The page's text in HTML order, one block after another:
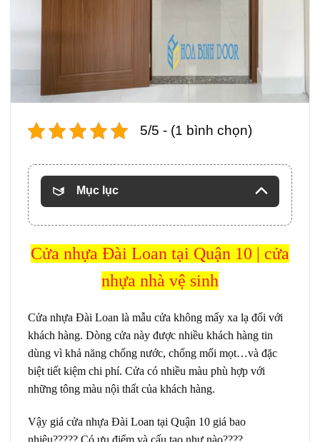
5/5 - (1 bình chọn)
Mục lục
Cửa nhựa Đài Loan tại Quận 10 | cửa
nhựa nhà vệ sinh
Cửa nhựa Đài Loan là mẫu cửa không mấy xa lạ đối với
khách hàng. Dòng cửa này được nhiều khách hàng tin
dùng vì khả năng chống nước, chống mối mọt…và đặc
biệt tiết kiệm chi phí. Cửa có nhiều màu phù hợp với
những tông màu nội thất của khách hàng.
Vậy giá cửa nhựa Đài Loan tại Quận 10 giá bao